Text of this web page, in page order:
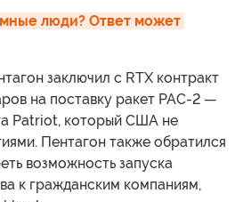
люди? Ответ может
заключил с RTX контракт
на поставку ракет PAC-2 —
Patriot, который США не
Пентагон также обратился
возможность запуска
к гражданским компаниям,